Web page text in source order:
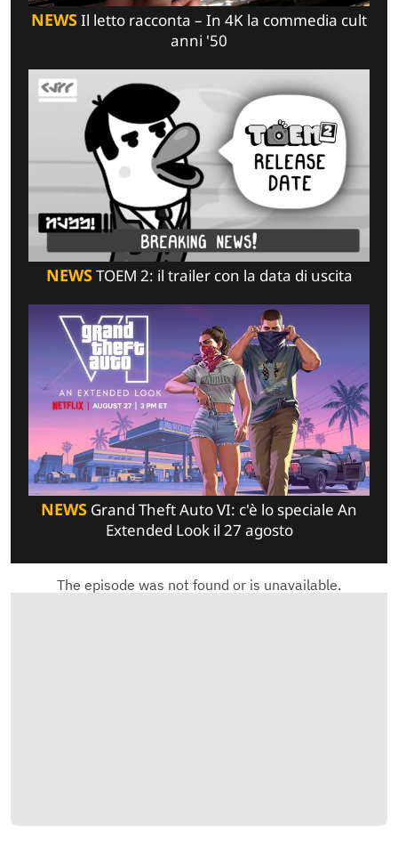
NEWSIl letto racconta – In 4K la commedia cult
anni '50
NEWSTOEM 2: il trailer con la data di uscita
NEWS Grand Theft Auto VI: c'è lo speciale An
Extended Look il 27 agosto